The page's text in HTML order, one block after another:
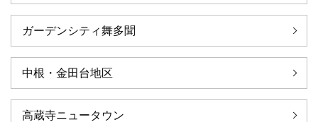
ガーデンシティ舞多聞
中根・金田台地区
高蔵寺ニュータウン